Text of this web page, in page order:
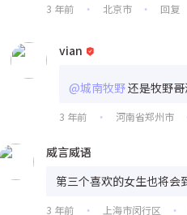
3 年前 • 北京市 • 回复
vian
@城南牧野还是牧野
3 年前 • 河南省郑州市
威言威语
第三个喜欢的女生也将会
3 年前 • 上海市闵行区 •